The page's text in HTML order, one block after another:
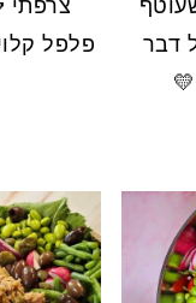
דבר
פלפל